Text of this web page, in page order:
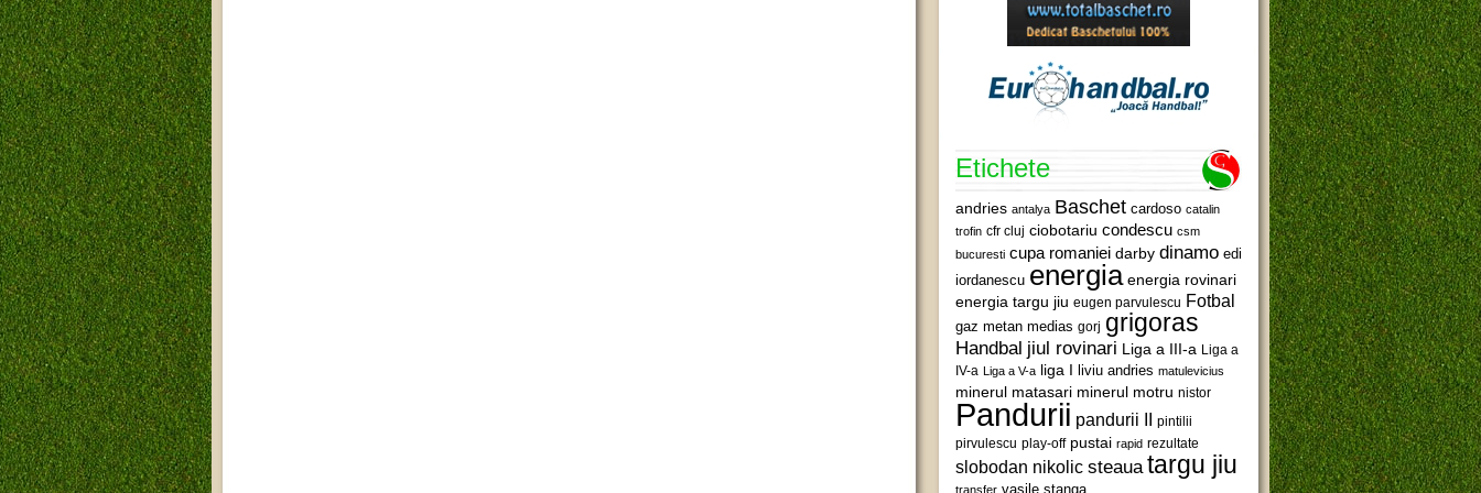
Etichete
andries antalya Baschet cardoso catalin
trofin cfr cluj ciobotariu condescu csm
bucuresti cupa romaniei darby dinamo edi
iordanescu energia energia rovinari
energia targu jiu eugen parvulescu Fotbal
gaz metan medias gorj grigoras
Handbal jiul rovinari Liga a III-a Liga a
IV-a Liga a V-a liga I liviu andries matulevicius
minerul matasari minerul motru nistor
Pandurii pandurii II pintilii
pirvulescu play-off pustai rapid rezultate
slobodan nikolic steaua targu jiu
transfer vasile stanga